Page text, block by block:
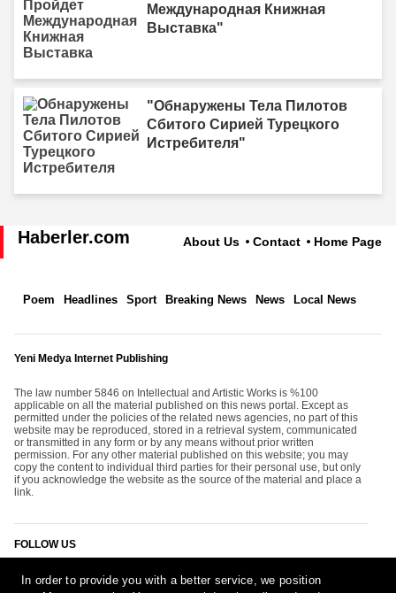
Международная Книжная
Выставка"
"Обнаружены Тела Пилотов
Сбитого Сирией Турецкого
Истребителя"
Haberler.com About Us Contact Home Page
Poem Headlines Sport Breaking News News Local News
Yeni Medya Internet Publishing
The law number 5846 on Intellectual and Artistic Works is %100
applicable on all the material published on this news portal. Except as
permitted under the policies of the related news agencies, no part of this
website may be reproduced, stored in a retrieval system, communicated
or transmitted in any form or by any means without prior written
permission. For any other material published on this website; you may
copy the content to individual third parties for their personal use, but only
if you acknowledge the website as the source of the material and place a
link.
FOLLOW US
In order to provide you with a better service, we position